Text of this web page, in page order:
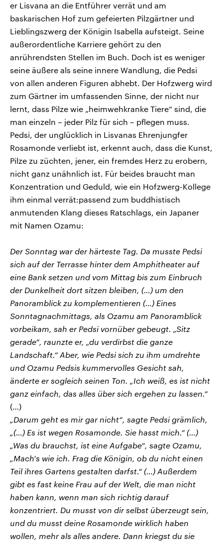
er Lisvana an die Entführer verrät und am
baskarischen Hof zum gefeierten Pilzgärtner und
Lieblingszwerg der Königin Isabella aufsteigt. Seine
außerordentliche Karriere gehört zu den
anrührendsten Stellen im Buch. Doch ist es weniger
seine äußere als seine innere Wandlung, die Pedsi
von allen anderen Figuren abhebt. Der Hofzwerg wird
zum Gärtner im umfassenden Sinne, der nicht nur
lernt, dass Pilze wie „heimwehkranke Tiere“ sind, die
man einzeln – jeder Pilz für sich – pflegen muss.
Pedsi, der unglücklich in Lisvanas Ehrenjungfer
Rosamonde verliebt ist, erkennt auch, dass die Kunst,
Pilze zu züchten, jener, ein fremdes Herz zu erobern,
nicht ganz unähnlich ist. Für beides braucht man
Konzentration und Geduld, wie ein Hofzwerg-Kollege
ihm einmal verrät:passend zum buddhistisch
anmutenden Klang dieses Ratschlags, ein Japaner
mit Namen Ozamu:
Der Sonntag war der härteste Tag. Da musste Pedsi
sich auf der Terrasse hinter dem Amphitheater auf
eine Bank setzen und vom Mittag bis zum Einbruch
der Dunkelheit dort sitzen bleiben, (…) um den
Panoramblick zu komplementieren (…) Eines
Sonntagnachmittags, als Ozamu am Panoramblick
vorbeikam, sah er Pedsi vornüber gebeugt. „Sitz
gerade“, raunzte er, „du verdirbst die ganze
Landschaft.“ Aber, wie Pedsi sich zu ihm umdrehte
und Ozamu Pedsis kummervolles Gesicht sah,
änderte er sogleich seinen Ton. „Ich weiß, es ist nicht
ganz einfach, das alles über sich ergehen zu lassen.“
(…)
„Darum geht es mir gar nicht“, sagte Pedsi grämlich,
„(…) Es ist wegen Rosamonde. Sie hasst mich.“ (…)
„Was du brauchst, ist eine Aufgabe“, sagte Ozamu,
„Mach's wie ich. Frag die Königin, ob du nicht einen
Teil ihres Gartens gestalten darfst.“ (…) Außerdem
gibt es fast keine Frau auf der Welt, die man nicht
haben kann, wenn man sich richtig darauf
konzentriert. Du musst von dir selbst überzeugt sein,
und du musst deine Rosamonde wirklich haben
wollen, mehr als alles andere. Dann kriegst du sie